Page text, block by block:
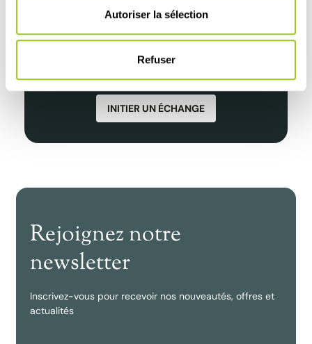
Autoriser la sélection
Refuser
cultures, structures scientifiques, techniques ou
laboratoires de recherche :
contactez-nous pour poursuivre et construire
INITIER UN ÉCHANGE
Rejoignez notre
newsletter
Inscrivez-vous pour recevoir nos nouveautés, offres et
actualités